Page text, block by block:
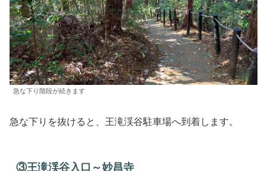
急な下り階段が続きます
急な下りを抜けると、王滝渓谷駐車場へ到着します。
③王滝渓谷入口～妙昌寺